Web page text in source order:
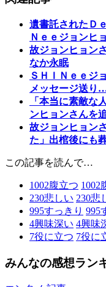
遺書託されたＤ
Ｎｅｅジョンヒ
故ジョンヒョン
なか永眠
ＳＨＩＮｅｅジ
メッセージ送り
「本当に素敵な
ンヒョンさんを
故ジョンヒョン
た」出棺後にも
この記事を読んで…
1002腹立つ 1002
230悲しい 230悲
995すっきり 995
4興味深い 4興味
7役に立つ 7役に
みんなの感想ラン